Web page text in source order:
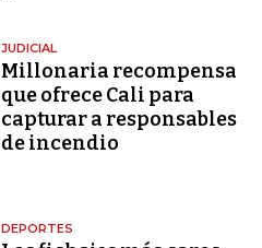
JUDICIAL
Millonaria recompensa
que ofrece Cali para
capturar a responsables
de incendio
DEPORTES